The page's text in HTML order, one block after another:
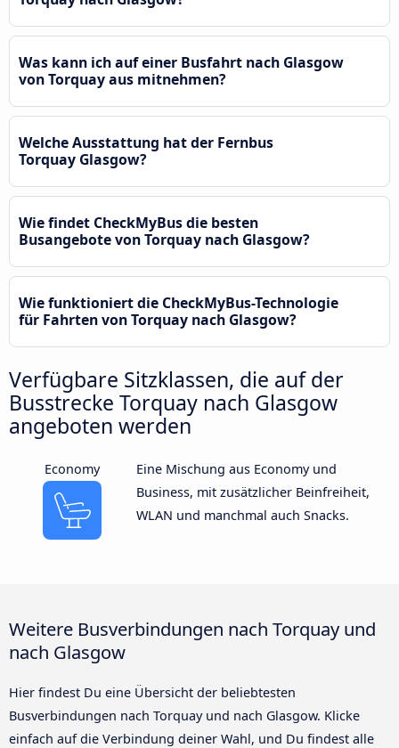
Was kann ich auf einer Busfahrt nach Glasgow
von Torquay aus mitnehmen?
Welche Ausstattung hat der Fernbus
Torquay Glasgow?
Wie findet CheckMyBus die besten
Busangebote von Torquay nach Glasgow?
Wie funktioniert die CheckMyBus-Technologie
für Fahrten von Torquay nach Glasgow?
Verfügbare Sitzklassen, die auf der
Busstrecke Torquay nach Glasgow
angeboten werden
Economy
Eine Mischung aus Economy und
Business, mit zusätzlicher Beinfreiheit,
WLAN und manchmal auch Snacks.
Weitere Busverbindungen nach Torquay und
nach Glasgow
Hier findest Du eine Übersicht der beliebtesten
Busverbindungen nach Torquay und nach Glasgow. Klicke
einfach auf die Verbindung deiner Wahl, und Du findest alle